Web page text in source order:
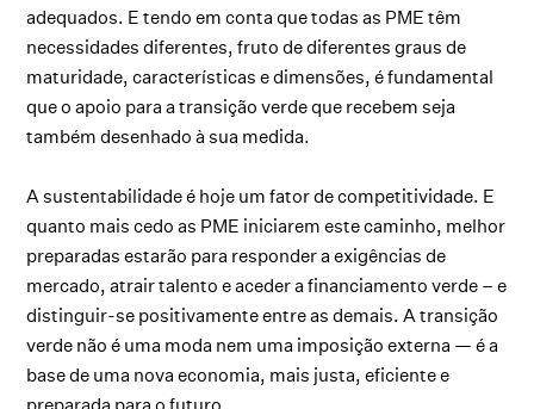
adequados. E tendo em conta que todas as PME têm
necessidades diferentes, fruto de diferentes graus de
maturidade, características e dimensões, é fundamental
que o apoio para a transição verde que recebem seja
também desenhado à sua medida.
A sustentabilidade é hoje um fator de competitividade. E
quanto mais cedo as PME iniciarem este caminho, melhor
preparadas estarão para responder a exigências de
mercado, atrair talento e aceder a financiamento verde – e
distinguir-se positivamente entre as demais. A transição
verde não é uma moda nem uma imposição externa — é a
base de uma nova economia, mais justa, eficiente e
preparada para o futuro.